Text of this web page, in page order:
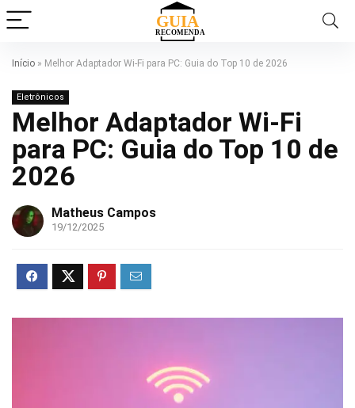
Início » Melhor Adaptador Wi-Fi para PC: Guia do Top 10 de 2026
Eletrônicos
Melhor Adaptador Wi-Fi
para PC: Guia do Top 10 de
2026
Matheus Campos
19/12/2025